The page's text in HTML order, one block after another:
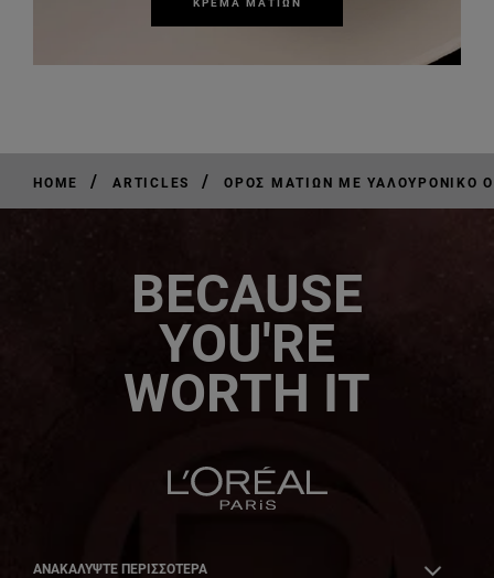
ΚΡΈΜΑ ΜΑΤΙΏΝ
HOME / ARTICLES / ΟΡΌΣ ΜΑΤΙΏΝ ΜΕ ΥΑΛΟΥΡΟΝΙΚΌ
BECAUSE
YOU'RE
WORTH IT
ΑΝΑΚΑΛΎΨΤΕ ΠΕΡΙΣΣΌΤΕΡΑ